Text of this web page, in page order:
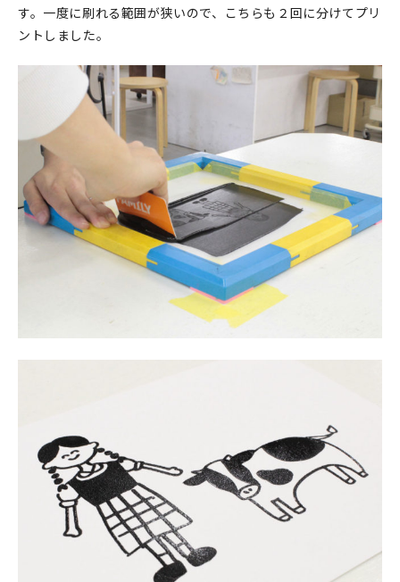
す。一度に刷れる範囲が狭いので、こちらも２回に分けてプリ
ントしました。